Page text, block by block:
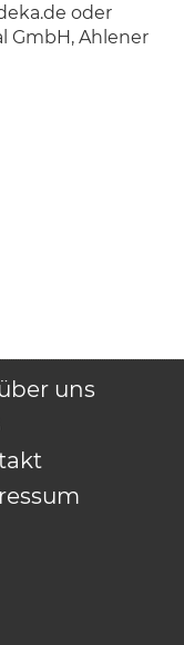
oder
GmbH, Ahlener
uns